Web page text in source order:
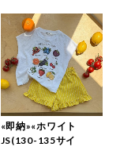
«即納»«ホワイト
JS(130-135サイ